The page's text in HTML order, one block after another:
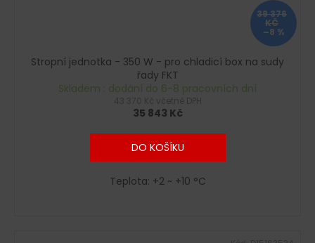
39 376
KČ
–8 %
Stropní jednotka - 350 W - pro chladicí box na sudy
řady FKT
Skladem : dodání do 6-8 pracovních dní
35 843 Kč
DO KOŠÍKU
Teplota: +2 ~ +10 °C